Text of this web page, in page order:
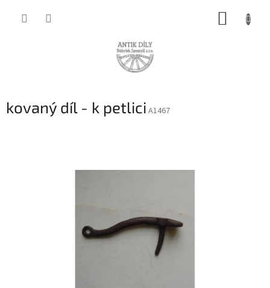
kovaný díl - k petlici A1467